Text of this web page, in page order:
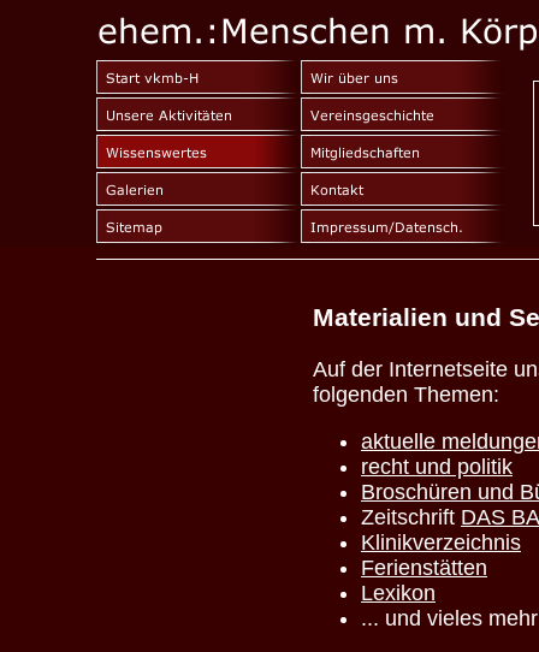
Materialien und S
Auf der Internetseite
folgenden Themen:
aktuelle
recht und politik
Broschüren und
Zeitschrift DAS
Klinikverzeichnis
Ferienstätten
Lexikon
... und vieles